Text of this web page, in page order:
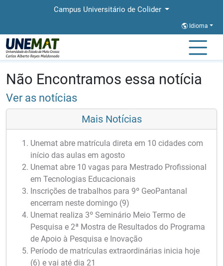
Campus Universitário de Colider
Idioma
Página Inicial
Não Encontramos essa notícia
Ver as notícias
Mais Notícias
Unemat abre matrícula direta em 10 cidades com
início das aulas em agosto
Unemat abre 10 vagas para Mestrado Profissional
em Tecnologias Educacionais
Inscrições de trabalhos para 9º GeoPantanal
encerram neste domingo (9)
Unemat realiza 3º Seminário Meio Termo de
Pesquisa e 2ª Mostra de Resultados do Programa
de Apoio à Pesquisa e Inovação
Período de matrículas extraordinárias inicia hoje
(6) e vai até dia 21